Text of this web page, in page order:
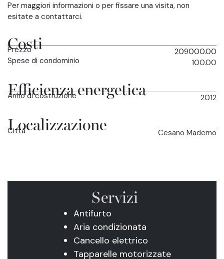
Per maggiori informazioni o per fissare una visita, non
esitate a contattarci.
Costi
Prezzo
209000.00
Spese di condominio
100.00
Efficienza energetica
Anno di costruzione 2012
Localizzazione
Città Cesano Maderno
Servizi
Antifurto
Aria condizionata
Cancello elettrico
Tapparelle motorizzate